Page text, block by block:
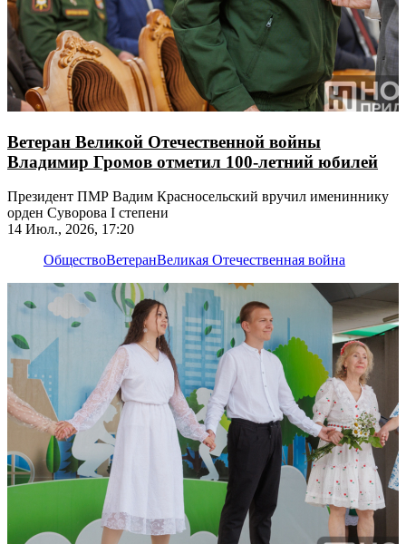
Ветеран Великой Отечественной войны
Владимир Громов отметил 100-летний юбилей
Президент ПМР Вадим Красносельский вручил имениннику
орден Суворова I степени
14 Июл., 2026, 17:20
ОбществоВетеранВеликая Отечественная война